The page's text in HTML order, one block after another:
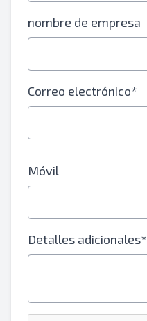
nombre de empresa
Correo electrónico*
Móvil
Detalles adicionales*